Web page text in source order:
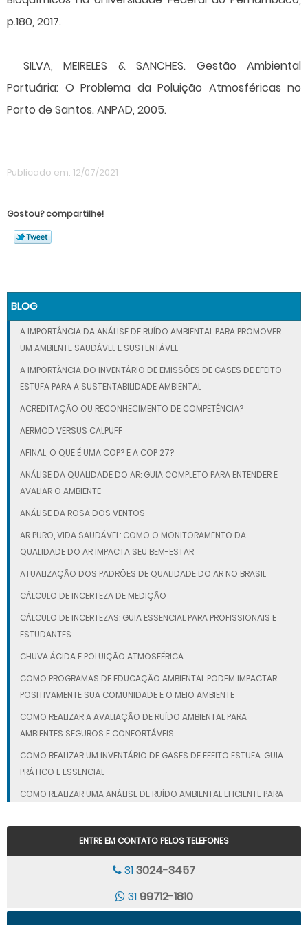
p.180, 2017.
SILVA, MEIRELES & SANCHES. Gestão Ambiental
Portuária: O Problema da Poluição Atmosféricas no
Porto de Santos. ANPAD, 2005.
Publicado em: 12/07/2021
Gostou? compartilhe!
BLOG
A IMPORTÂNCIA DA ANÁLISE DE RUÍDO AMBIENTAL PARA PROMOVER
UM AMBIENTE SAUDÁVEL E SUSTENTÁVEL
A IMPORTÂNCIA DO INVENTÁRIO DE EMISSÕES DE GASES DE EFEITO
ESTUFA PARA A SUSTENTABILIDADE AMBIENTAL
ACREDITAÇÃO OU RECONHECIMENTO DE COMPETÊNCIA?
AERMOD VERSUS CALPUFF
AFINAL, O QUE É UMA COP? E A COP 27?
ANÁLISE DA QUALIDADE DO AR: GUIA COMPLETO PARA ENTENDER E
AVALIAR O AMBIENTE
ANÁLISE DA ROSA DOS VENTOS
AR PURO, VIDA SAUDÁVEL: COMO O MONITORAMENTO DA
QUALIDADE DO AR IMPACTA SEU BEM-ESTAR
ATUALIZAÇÃO DOS PADRÕES DE QUALIDADE DO AR NO BRASIL
CÁLCULO DE INCERTEZA DE MEDIÇÃO
CÁLCULO DE INCERTEZAS: GUIA ESSENCIAL PARA PROFISSIONAIS E
ESTUDANTES
CHUVA ÁCIDA E POLUIÇÃO ATMOSFÉRICA
COMO PROGRAMAS DE EDUCAÇÃO AMBIENTAL PODEM IMPACTAR
POSITIVAMENTE SUA COMUNIDADE E O MEIO AMBIENTE
COMO REALIZAR A AVALIAÇÃO DE RUÍDO AMBIENTAL PARA
AMBIENTES SEGUROS E CONFORTÁVEIS
COMO REALIZAR UM INVENTÁRIO DE GASES DE EFEITO ESTUFA: GUIA
PRÁTICO E ESSENCIAL
COMO REALIZAR UMA ANÁLISE DE RUÍDO AMBIENTAL EFICIENTE PARA
CONSULTORIA AMBIENTAL PARA EMPRESAS: IMPACTOS E BENEFÍCIOS
CONSULTORIA AMBIENTAL: ESTRATÉGIAS PARA SUSTENTABILIDADE E
ENTRE EM CONTATO PELOS TELEFONES
313024-3457
3199712-1810